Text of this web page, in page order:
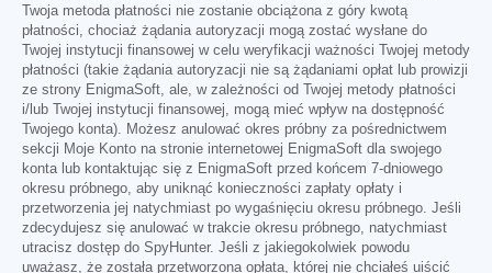
Twoja metoda płatności nie zostanie obciążona z góry kwotą
płatności, chociaż żądania autoryzacji mogą zostać wysłane do
Twojej instytucji finansowej w celu weryfikacji ważności Twojej metody
płatności (takie żądania autoryzacji nie są żądaniami opłat lub prowizji
ze strony EnigmaSoft, ale, w zależności od Twojej metody płatności
i/lub Twojej instytucji finansowej, mogą mieć wpływ na dostępność
Twojego konta). Możesz anulować okres próbny za pośrednictwem
sekcji Moje Konto na stronie internetowej EnigmaSoft dla swojego
konta lub kontaktując się z EnigmaSoft przed końcem 7-dniowego
okresu próbnego, aby uniknąć konieczności zapłaty opłaty i
przetworzenia jej natychmiast po wygaśnięciu okresu próbnego. Jeśli
zdecydujesz się anulować w trakcie okresu próbnego, natychmiast
utracisz dostęp do SpyHunter. Jeśli z jakiegokolwiek powodu
uważasz, że została przetworzona opłata, której nie chciałeś uiścić